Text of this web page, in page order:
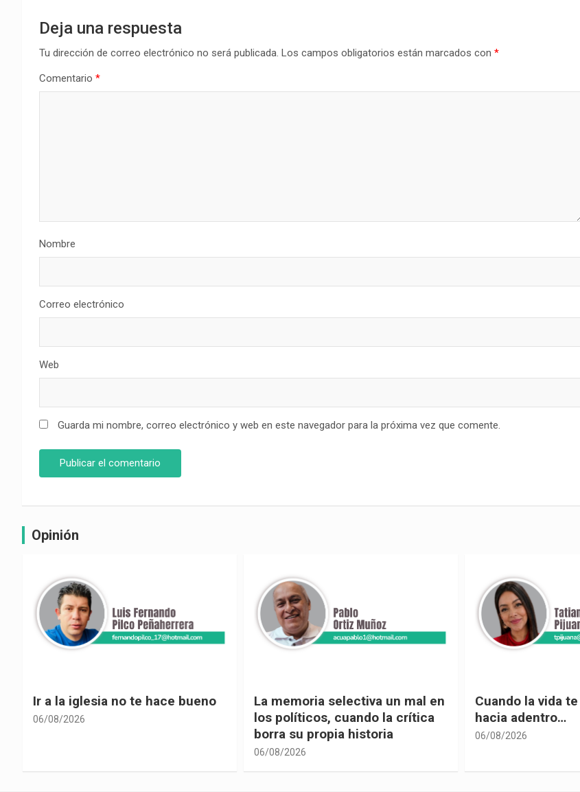
Deja una respuesta
Tu dirección de correo electrónico no será publicada. Los campos obligatorios están marcados con *
Comentario *
Nombre
Correo electrónico
Web
Guarda mi nombre, correo electrónico y web en este navegador para la próxima vez que comente.
Opinión
La memoria selectiva un mal en
los políticos, cuando la crítica
Cuando la vida te obliga a mirar
hacia adentro…
06/08/2026
Urnas,
vivir
05/08/2026